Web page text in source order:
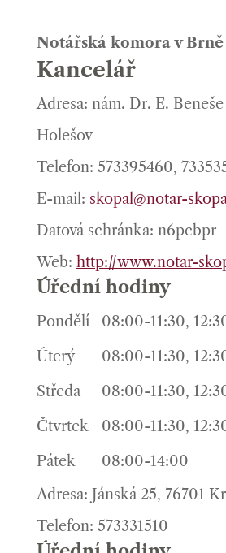
Notářská komora v Brně
Kancelář
Adresa: nám. Dr. E.
Holešov
Telefon: 573395460,
E-mail: skopal@notar-
Datová schránka: n6pcbpr
Web: http://www.notar-
Úřední hodiny
Pondělí
08:00-11:30,
Úterý
08:00-11:30,
Středa
08:00-11:30,
Čtvrtek
08:00-11:30,
Pátek
08:00-14:00
Adresa: Jánská 25, 76701
Telefon: 573331510